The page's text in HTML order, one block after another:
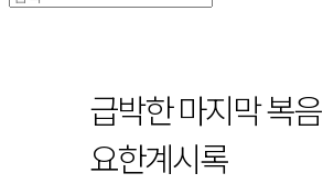
급박한 마지막 복음
요한계시록